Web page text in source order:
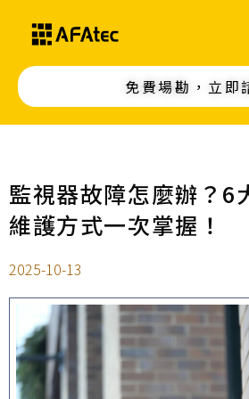
免費場勘，立即
監視器故障怎麼辦？6
維護方式一次掌握！
2025-10-13